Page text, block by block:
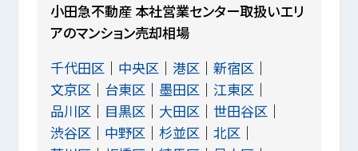
小田急不動産 本社営業センター取扱いエリ
アのマンション売却相場
千代田区
中央区 港区
新宿区
文京区
台東区 墨田区
江東区
品川区
目黒区 大田区
世田谷区
渋谷区
中野区 杉並区
北区